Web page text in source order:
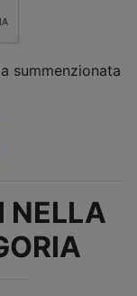
summenzionata
NELLA